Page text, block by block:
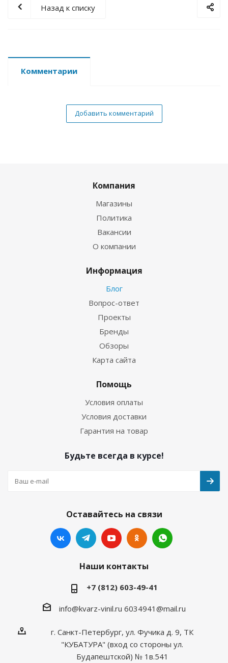
Назад к списку
Комментарии
Добавить комментарий
Компания
Магазины
Политика
Вакансии
О компании
Информация
Блог
Вопрос-ответ
Проекты
Бренды
Обзоры
Карта сайта
Помощь
Условия оплаты
Условия доставки
Гарантия на товар
Будьте всегда в курсе!
Оставайтесь на связи
Наши контакты
+7 (812) 603-49-41
info@kvarz-vinil.ru 6034941@mail.ru
г. Санкт-Петербург, ул. Фучика д. 9, ТК
"КУБАТУРА" (вход со стороны ул.
Будапештской) № 1в.541